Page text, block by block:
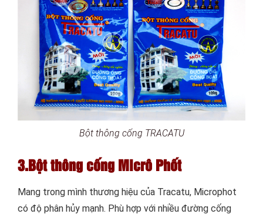
Bột thông cống TRACATU
3.Bột thông cống Micrô Phốt
Mang trong mình thương hiệu của Tracatu, Microphot
có độ phân hủy mạnh. Phù hợp với nhiều đường cống